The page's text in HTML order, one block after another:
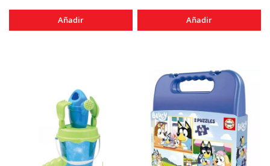
Añadir Añadir